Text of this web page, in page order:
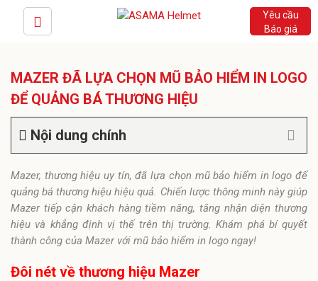
Yêu cầu
Báo giá
MAZER ĐÃ LỰA CHỌN MŨ BẢO HIỂM IN LOGO
ĐỂ QUẢNG BÁ THƯƠNG HIỆU
Nội dung chính
Mazer, thương hiệu uy tín, đã lựa chọn mũ bảo hiểm in logo để
quảng bá thương hiệu hiệu quả. Chiến lược thông minh này giúp
Mazer tiếp cận khách hàng tiềm năng, tăng nhận diện thương
hiệu và khẳng định vị thế trên thị trường. Khám phá bí quyết
thành công của Mazer với mũ bảo hiểm in logo ngay!
Đôi nét về thương hiệu Mazer